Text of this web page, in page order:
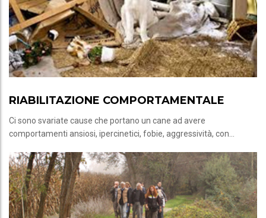
RIABILITAZIONE COMPORTAMENTALE
Ci sono svariate cause che portano un cane ad avere
comportamenti ansiosi, ipercinetici, fobie, aggressività, con...